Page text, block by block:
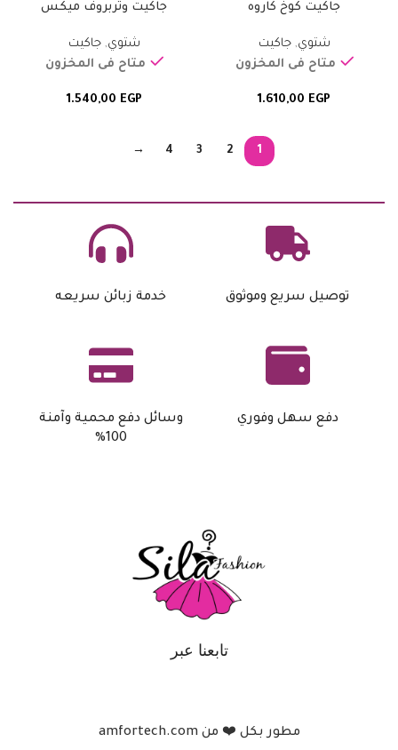
جاكيت كوخ كاروه
شتوي,جاكيت
متاح فى المخزون
1.610,00 EGP
جاكيت وتربروف ميكس
شتوي,جاكيت
متاح فى المخزون
1.540,00 EGP
1
2
3
4
→
دفع سهل وفوري
وسائل دفع محمية وآمنة
100%
توصيل سريع وموثوق خدمة زبائن سريعه
تابعنا عبر
مطور بكل ❤️ من amfortech.com